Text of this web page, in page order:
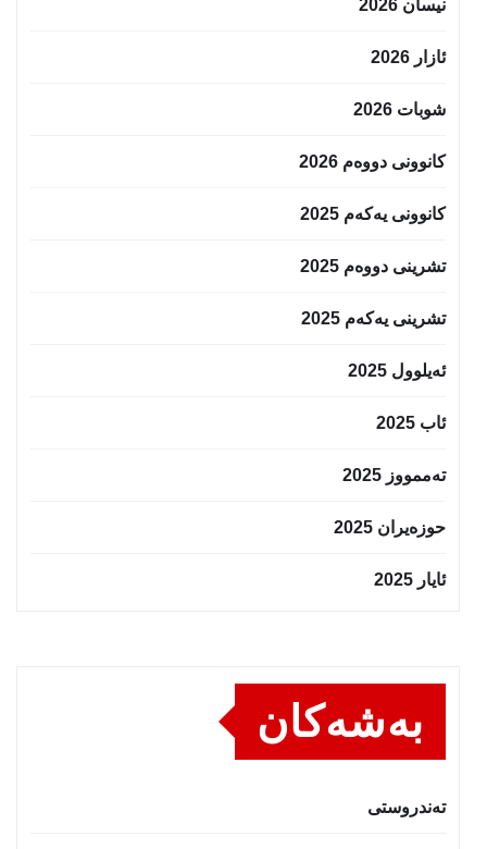
نیسان 2026
ئازار 2026
شوبات 2026
کانوونی دووەم 2026
کانوونی یەکەم 2025
تشرینی دووەم 2025
تشرینی یەکەم 2025
ئەیلوول 2025
ئاب 2025
تەممووز 2025
حوزه‌یران 2025
ئایار 2025
بەشەکان
تەندروستى